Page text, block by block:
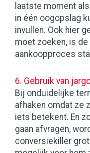
laatste moment
in één oogopslag
invullen. Ook hier
moet zoeken, is
aankoopproces
6. Gebruik van
Bij onduidelijke
afhaken omdat ze
iets betekent. En
gaan afvragen,
conversiekiller